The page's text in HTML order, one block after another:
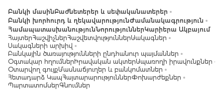
Բանկի մասինԲաժնետերեր և սեփականատերեր
Բանկի խորհուրդ և ղեկավարությունԺամանակագրություն
ՀամապատասխանությունՆորություններԿարիերա Ակբայում
ՀայտերՀաշվիչներՀաշվետվություններՍակագներ
Սակագների արխիվ
Բանկային ծառայությունների ընդհանուր պայմաններ
Օգտակար հղումներ Իրավական ակտերՍպառողի իրավունքներ
Օտարվող գույքՄասնաճյուղեր և բանկոմատներ
Հետադարձ ԿապՀայտարարություններՓոխարժեքներ
ՊարտատոմսերԳնումներ